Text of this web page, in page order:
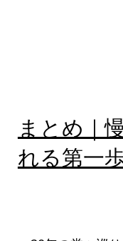
まとめ｜
れる第一